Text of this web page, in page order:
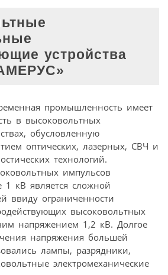
устройства
промышленность имеет
в высоковольтных
обусловленную
оптических, лазерных, СВЧ и
технологий.
импульсов
1 кВ является сложной
ввиду ограниченности
высоковольтных
напряжением 1,2 кВ. Долгое
напряжения большей
лампы, разрядники,
электромеханические